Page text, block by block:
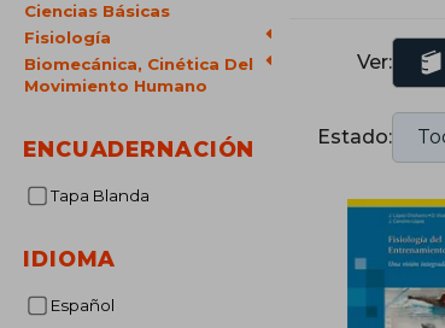
Ciencias Básicas
Fisiología
Biomecánica, Cinética Del
Movimiento Humano
ENCUADERNACIÓN
Tapa Blanda
IDIOMA
Español
Ver:
Estado: